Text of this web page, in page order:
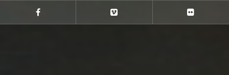
treści
Ciechan
na
na
na